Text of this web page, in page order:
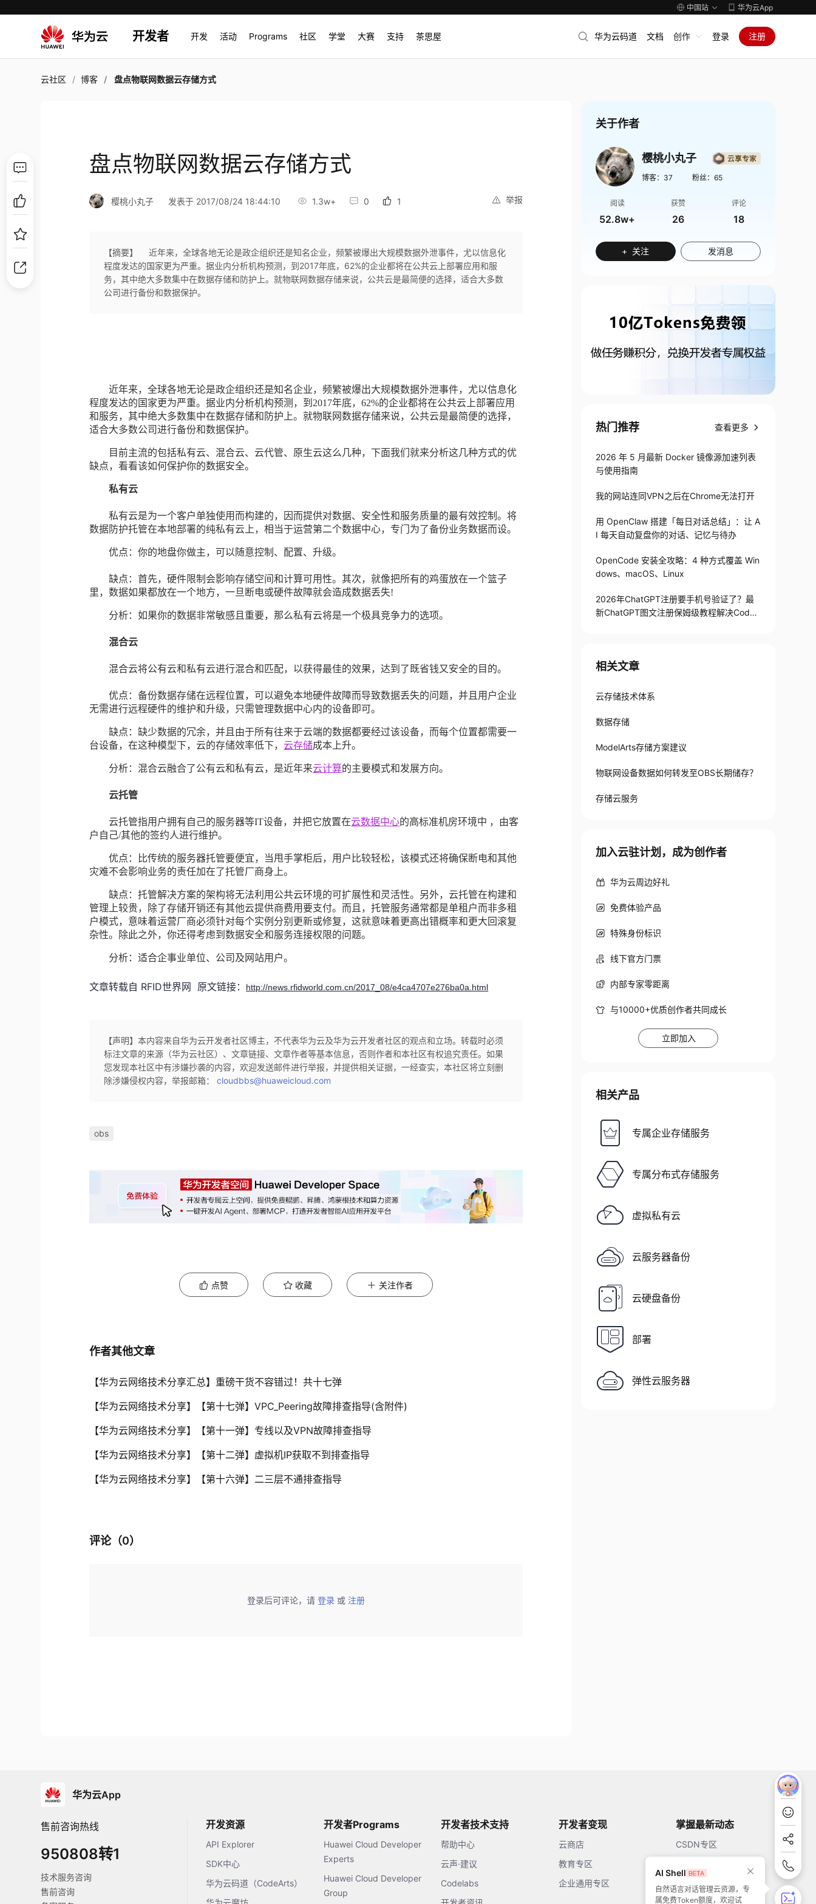
中国站 华为云App
开发者 开发 活动 Programs 社区 学堂 大赛 支持 茶思屋 华为云码道 文档 创作 登录 注册
云社区 博客 盘点物联网数据云存储方式
盘点物联网数据云存储方式
举报
樱桃小丸子 发表于 2017/08/24 18:44:10 1.3w+ 0 1
【摘要】 近年来，全球各地无论是政企组织还是知名企业，频繁被爆出大规模数据外泄事件，尤以信息化
程度发达的国家更为严重。据业内分析机构预测，到2017年底，62%的企业都将在公共云上部署应用和服
务，其中绝大多数集中在数据存储和防护上。就物联网数据存储来说，公共云是最简便的选择，适合大多数
公司进行备份和数据保护。
近年来，全球各地无论是政企组织还是知名企业，频繁被爆出大规模数据外泄事件，尤以信息化
程度发达的国家更为严重。据业内分析机构预测，到2017年底，62%的企业都将在公共云上部署应用
和服务，其中绝大多数集中在数据存储和防护上。就物联网数据存储来说，公共云是最简便的选择，
适合大多数公司进行备份和数据保护。
目前主流的包括私有云、混合云、云代管、原生云这么几种，下面我们就来分析这几种方式的优
缺点，看看该如何保护你的数据安全。
私有云
私有云是为一个客户单独使用而构建的，因而提供对数据、安全性和服务质量的最有效控制。将
数据防护托管在本地部署的纯私有云上，相当于运营第二个数据中心，专门为了备份业务数据而设。
优点：你的地盘你做主，可以随意控制、配置、升级。
缺点：首先，硬件限制会影响存储空间和计算可用性。其次，就像把所有的鸡蛋放在一个篮子
里，数据如果都放在一个地方，一旦断电或硬件故障就会造成数据丢失!
分析：如果你的数据非常敏感且重要，那么私有云将是一个极具竞争力的选项。
混合云
混合云将公有云和私有云进行混合和匹配，以获得最佳的效果，达到了既省钱又安全的目的。
优点：备份数据存储在远程位置，可以避免本地硬件故障而导致数据丢失的问题，并且用户企业
无需进行远程硬件的维护和升级，只需管理数据中心内的设备即可。
缺点：缺少数据的冗余，并且由于所有往来于云端的数据都要经过该设备，而每个位置都需要一
台设备，在这种模型下，云的存储效率低下， 云存储成本上升。
分析：混合云融合了公有云和私有云，是近年来云计算的主要模式和发展方向。
云托管
云托管指用户拥有自己的服务器等IT设备，并把它放置在云数据中心的高标准机房环境中 ，由客
户自己/其他的签约人进行维护。
优点：比传统的服务器托管要便宜，当甩手掌柜后，用户比较轻松，该模式还将确保断电和其他
灾难不会影响业务的责任加在了托管厂商身上。
缺点：托管解决方案的架构将无法利用公共云环境的可扩展性和灵活性。另外，云托管在构建和
管理上较贵，除了存储开销还有其他云提供商费用要支付。而且，托管服务通常都是单租户而非多租
户模式，意味着运营厂商必须针对每个实例分别更新或修复，这就意味着更高出错概率和更大回滚复
杂性。除此之外，你还得考虑到数据安全和服务连接权限的问题。
分析：适合企事业单位、公司及网站用户。
文章转载自 RFID世界网 原文链接： http://news.rfidworld.com.cn/2017_08/e4ca4707e276ba0a.html
【声明】本内容来自华为云开发者社区博主，不代表华为云及华为云开发者社区的观点和立场。转载时必须
标注文章的来源（华为云社区）、文章链接、文章作者等基本信息，否则作者和本社区有权追究责任。如果
您发现本社区中有涉嫌抄袭的内容，欢迎发送邮件进行举报，并提供相关证据，一经查实，本社区将立刻删
除涉嫌侵权内容，举报邮箱：cloudbbs@huaweicloud.com
obs
点赞 收藏 关注作者
作者其他文章
【华为云网络技术分享汇总】重磅干货不容错过！共十七弹
【华为云网络技术分享】【第十七弹】VPC_Peering故障排查指导(含附件)
【华为云网络技术分享】【第十一弹】专线以及VPN故障排查指导
【华为云网络技术分享】【第十二弹】虚拟机IP获取不到排查指导
【华为云网络技术分享】【第十六弹】二三层不通排查指导
评论（0）
登录后可评论，请 登录 或 注册
关于作者
樱桃小丸子
博客： 37 粉丝： 65
阅读
52.8w+
获赞
26
评论
18
+ 关注 发消息
热门推荐 查看更多
2026 年 5 月最新 Docker 镜像源加速列表
与使用指南
我的网站连同VPN之后在Chrome无法打开
用 OpenClaw 搭建「每日对话总结」：让 A
I 每天自动复盘你的对话、记忆与待办
OpenCode 安装全攻略：4 种方式覆盖 Win
dows、macOS、Linux
2026年ChatGPT注册要手机号验证了？最
新ChatGPT图文注册保姆级教程解决Codex
相关文章
云存储技术体系
数据存储
ModelArts存储方案建议
物联网设备数据如何转发至OBS长期储存？
存储云服务
加入云驻计划，成为创作者
华为云周边好礼
免费体验产品
特殊身份标识
线下官方门票
内部专家零距离
与10000+优质创作者共同成长
立即加入
相关产品
专属企业存储服务
专属分布式存储服务
虚拟私有云
云服务器备份
云硬盘备份
部署
弹性云服务器
AI Shell
自然语言对话管理云资源，专
属免费Token额度，欢迎试
华为云App
售前咨询热线
950808转1
技术服务咨询
售前咨询
开发资源
API Explorer
SDK中心
华为云码道（CodeArts）
开发者Programs
Huawei Cloud Developer
Experts
Huawei Cloud Developer
Group
开发者技术支持
帮助中心
云声·建议
Codelabs
开发者变现
云商店
教育专区
企业通用专区
掌握最新动态
CSDN专区
开源中国